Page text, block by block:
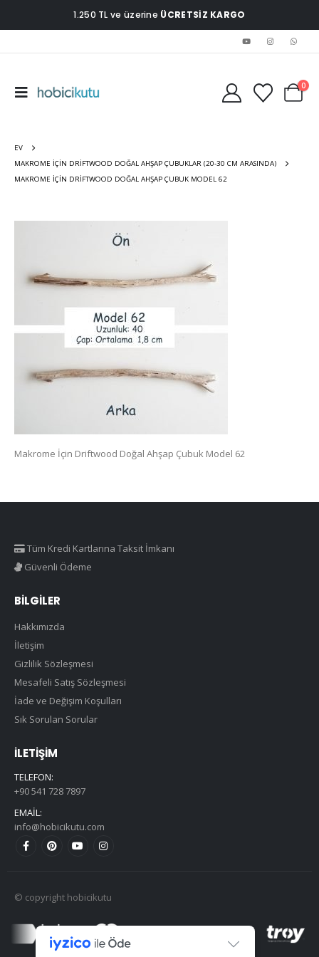
1.250 TL ve üzerine ÜCRETSİZ KARGO
0
EV
MAKROME İÇIN DRIFTWOOD DOĞAL AHŞAP ÇUBUKLAR (20-30 CM ARASINDA)
MAKROME İÇIN DRIFTWOOD DOĞAL AHŞAP ÇUBUK MODEL 62
Makrome İçin Driftwood Doğal Ahşap Çubuk Model 62
Tüm Kredi Kartlarına Taksit İmkanı
Güvenli Ödeme
BILGILER
Hakkımızda
İletişim
Gizlilik Sözleşmesi
Mesafeli Satış Sözleşmesi
İade ve Değişim Koşulları
Sık Sorulan Sorular
İLETIŞIM
TELEFON:
+90 541 728 7897
EMAIL:
info@hobicikutu.com
© copyright hobicikutu